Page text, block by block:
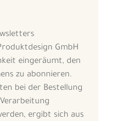
GmbH
eingeräumt, den
zu abonnieren.
bei der Bestellung
ergibt sich aus